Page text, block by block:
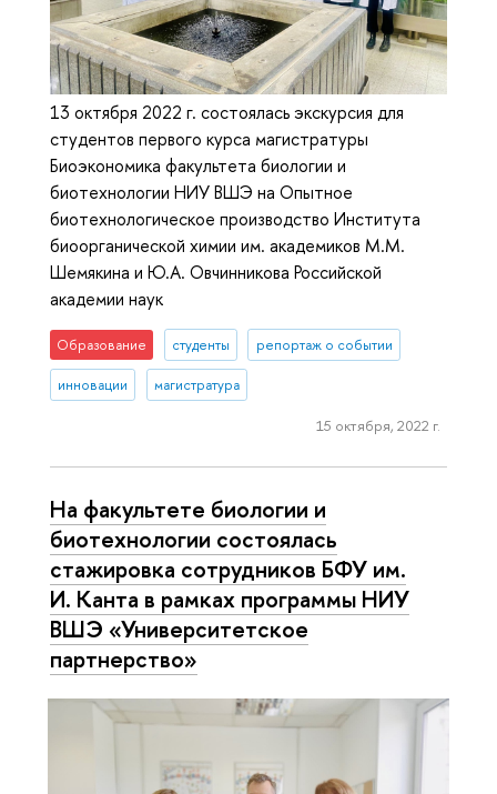
13 октября 2022 г. состоялась экскурсия для
студентов первого курса магистратуры
Биоэкономика факультета биологии и
биотехнологии НИУ ВШЭ на Опытное
биотехнологическое производство Института
биоорганической химии им. академиков М.М.
Шемякина и Ю.А. Овчинникова Российской
академии наук
Образование студенты репортаж о событии
инновации магистратура
15 октября, 2022 г.
На факультете биологии и
биотехнологии состоялась
стажировка сотрудников БФУ им.
И. Канта в рамках программы НИУ
ВШЭ «Университетское
партнерство»